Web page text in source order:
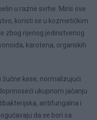
u razne svrhe. Miris ove
koristi se u kozmetičkim
zbog njenog jedinstvenog
karotena, organskih
žučne kese, normalizujući
ukupnom jačanju
antifungalna i
da se bori sa